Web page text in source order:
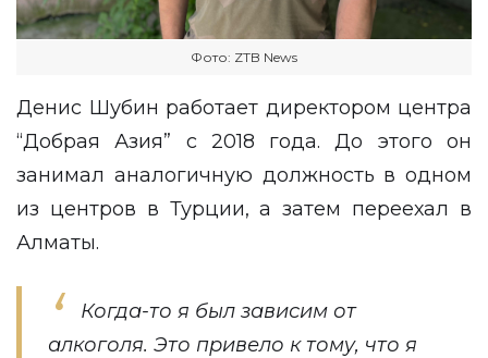
Фото: ZTB News
Денис Шубин работает директором центра
“Добрая Азия” с 2018 года. До этого он
занимал аналогичную должность в одном
из центров в Турции, а затем переехал в
Алматы.
Когда-то я был зависим от
алкоголя. Это привело к тому, что я